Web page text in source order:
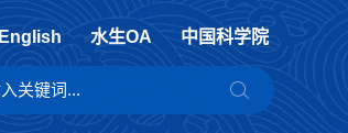
English 水生OA 中国科学院